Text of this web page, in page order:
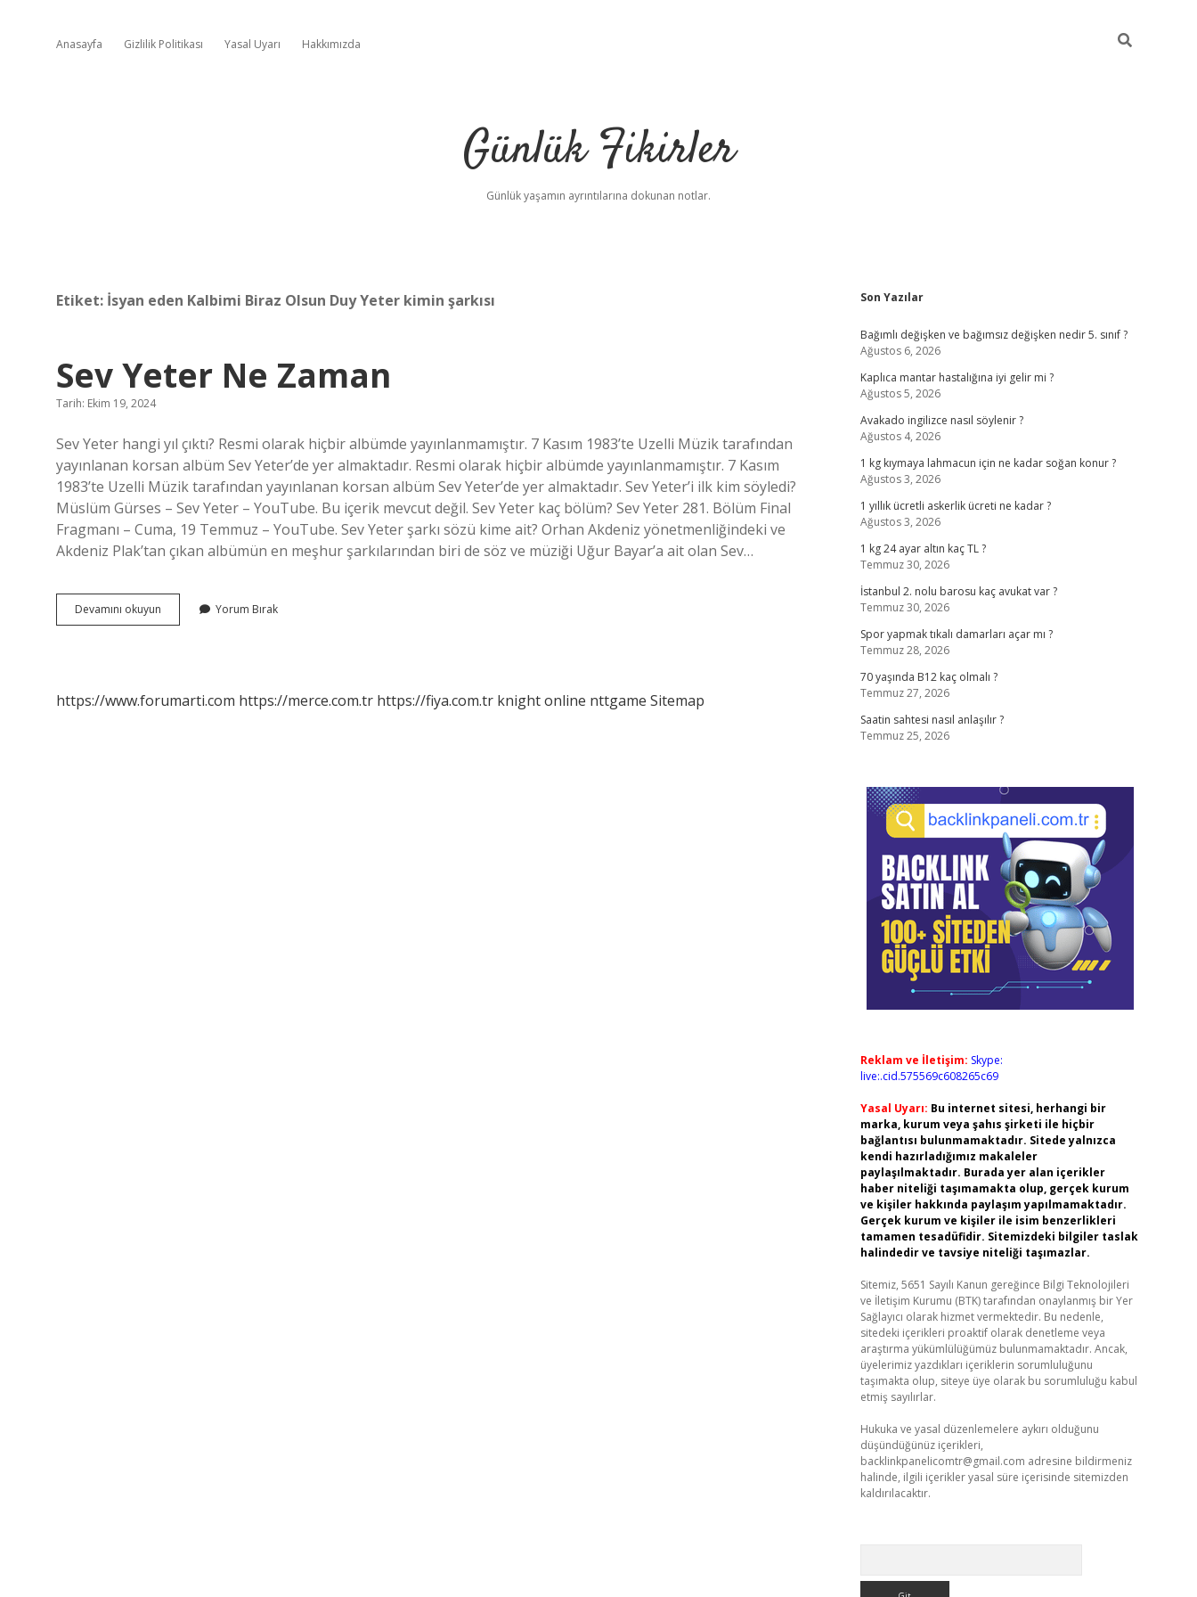
Anasayfa Gizlilik Politikası Yasal Uyarı Hakkımızda
Günlük Fikirler
Günlük yaşamın ayrıntılarına dokunan notlar.
Etiket: İsyan eden Kalbimi Biraz Olsun Duy Yeter kimin şarkısı
Sev Yeter Ne Zaman
Tarih: Ekim 19, 2024
Sev Yeter hangi yıl çıktı? Resmi olarak hiçbir albümde yayınlanmamıştır. 7 Kasım 1983’te Uzelli Müzik tarafından
yayınlanan korsan albüm Sev Yeter’de yer almaktadır. Resmi olarak hiçbir albümde yayınlanmamıştır. 7 Kasım
1983’te Uzelli Müzik tarafından yayınlanan korsan albüm Sev Yeter’de yer almaktadır. Sev Yeter’i ilk kim söyledi?
Müslüm Gürses – Sev Yeter – YouTube. Bu içerik mevcut değil. Sev Yeter kaç bölüm? Sev Yeter 281. Bölüm Final
Fragmanı – Cuma, 19 Temmuz – YouTube. Sev Yeter şarkı sözü kime ait? Orhan Akdeniz yönetmenliğindeki ve
Akdeniz Plak’tan çıkan albümün en meşhur şarkılarından biri de söz ve müziği Uğur Bayar’a ait olan Sev…
Devamını okuyun
Yeter
Yorum Bırak
https://www.forumarti.com https://merce.com.tr https://fiya.com.tr knight online nttgame Sitemap
Sidebar
Son Yazılar
Bağımlı değişken ve bağımsız değişken nedir 5. sınıf ?
Ağustos 6, 2026
Kaplıca mantar hastalığına iyi gelir mi ?
Ağustos 5, 2026
Avakado ingilizce nasıl söylenir ?
Ağustos 4, 2026
1 kg kıymaya lahmacun için ne kadar soğan konur ?
Ağustos 3, 2026
1 yıllık ücretli askerlik ücreti ne kadar ?
Ağustos 3, 2026
1 kg 24 ayar altın kaç TL ?
Temmuz 30, 2026
İstanbul 2. nolu barosu kaç avukat var ?
Temmuz 30, 2026
Spor yapmak tıkalı damarları açar mı ?
Temmuz 28, 2026
70 yaşında B12 kaç olmalı ?
Temmuz 27, 2026
Saatin sahtesi nasıl anlaşılır ?
Temmuz 25, 2026
Reklam ve İletişim: Skype:
live:.cid.575569c608265c69
Yasal Uyarı: Bu internet sitesi, herhangi bir
marka, kurum veya şahıs şirketi ile hiçbir
bağlantısı bulunmamaktadır. Sitede yalnızca
kendi hazırladığımız makaleler
paylaşılmaktadır. Burada yer alan içerikler
haber niteliği taşımamakta olup, gerçek kurum
ve kişiler hakkında paylaşım yapılmamaktadır.
Gerçek kurum ve kişiler ile isim benzerlikleri
tamamen tesadüfidir. Sitemizdeki bilgiler taslak
halindedir ve tavsiye niteliği taşımazlar.
Sitemiz, 5651 Sayılı Kanun gereğince Bilgi Teknolojileri
ve İletişim Kurumu (BTK) tarafından onaylanmış bir Yer
Sağlayıcı olarak hizmet vermektedir. Bu nedenle,
sitedeki içerikleri proaktif olarak denetleme veya
araştırma yükümlülüğümüz bulunmamaktadır. Ancak,
üyelerimiz yazdıkları içeriklerin sorumluluğunu
taşımakta olup, siteye üye olarak bu sorumluluğu kabul
etmiş sayılırlar.
Hukuka ve yasal düzenlemelere aykırı olduğunu
düşündüğünüz içerikleri,
backlinkpanelicomtr@gmail.com adresine bildirmeniz
halinde, ilgili içerikler yasal süre içerisinde sitemizden
kaldırılacaktır.